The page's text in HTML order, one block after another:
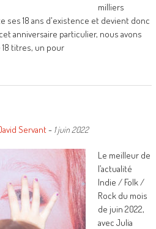
milliers
ses 18 ans d'existence et devient donc
anniversaire particulier, nous avons
titres, un pour
Servant- 1 juin 2022
Le meilleur de
l’actualité
Indie / Folk /
Rock du mois
de juin 2022,
avec Julia